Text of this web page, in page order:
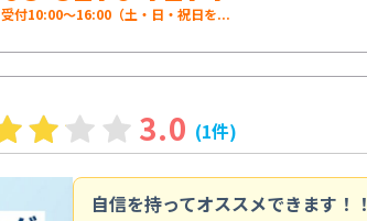
受付10:00〜16:00（土・日・祝日を...
3.0 (1件)
自信を持ってオススメできます！！